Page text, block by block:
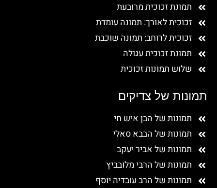
תמונות של צדיקים
תמונות של הבן איש חי
תמונות של הבבא סאלי
תמונות של אביר יעקב
תמונות של הרבי מלובביץ
תמונות של הרב עובדיה יוסף
תמונת זכוכית מרובעת
זכוכית לאורך: תמונה עומדת
זכוכית לרוחב: תמונה שוכבת
תמונת זכוכית עגולה
שלוש תמונות זכוכית